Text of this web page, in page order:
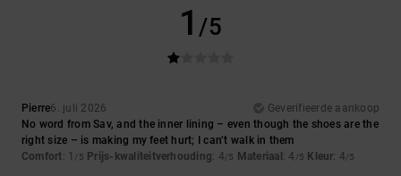
1 /5
Pierre6. juli 2026
Geverifieerde aankoop
No word from Sav, and the inner lining – even though the shoes are the
right size – is making my feet hurt; I can’t walk in them
Comfort: 1 /5 Prijs-kwaliteitverhouding: 4/5 Materiaal: 4 /5 Kleur: 4/5